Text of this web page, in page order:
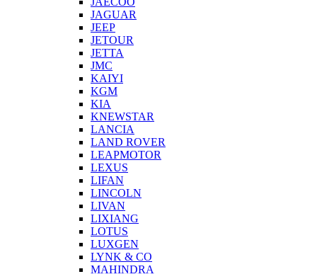
JAGUAR
JEEP
JETOUR
JETTA
JMC
KAIYI
KGM
KIA
KNEWSTAR
LANCIA
LAND ROVER
LEAPMOTOR
LEXUS
LIFAN
LINCOLN
LIVAN
LIXIANG
LOTUS
LUXGEN
LYNK & CO
MAHINDRA